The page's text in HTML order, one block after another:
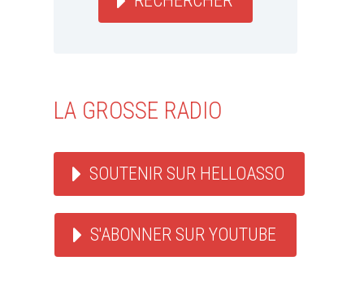
LA GROSSE RADIO
SOUTENIR SUR HELLOASSO
S'ABONNER SUR YOUTUBE